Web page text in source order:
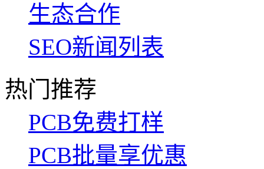
生态合作
SEO新闻列表
热门推荐
PCB免费打样
PCB批量享优惠